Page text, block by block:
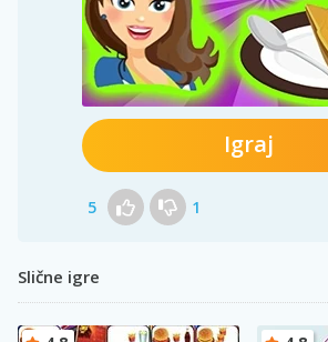
Igraj
5 1
Slične igre